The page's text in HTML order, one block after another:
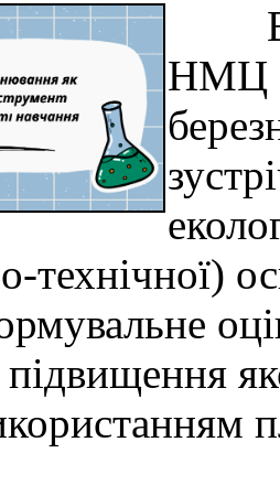
НМЦ
технічної)
підвищення